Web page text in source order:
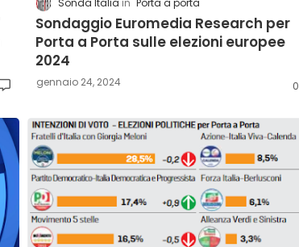
Sondaggio Euromedia Research per
Porta a Porta sulle elezioni europee
2024
gennaio 24, 2024 0